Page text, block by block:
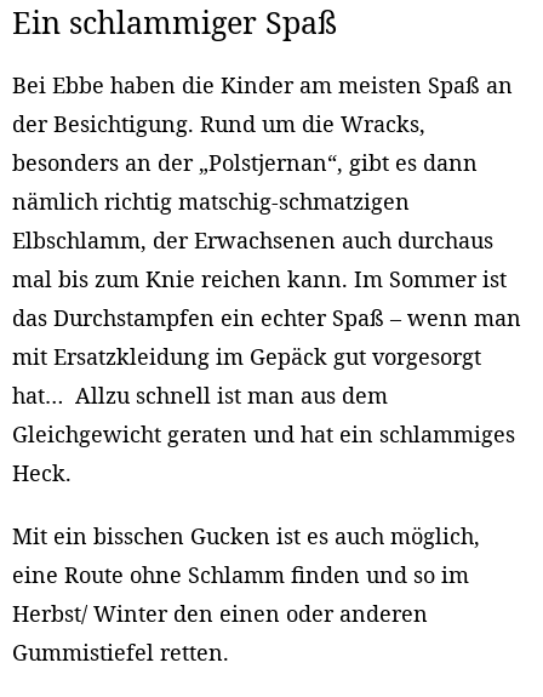
Ein schlammiger Spaß
Bei Ebbe haben die Kinder am meisten Spaß an
der Besichtigung. Rund um die Wracks,
besonders an der „Polstjernan“, gibt es dann
nämlich richtig matschig-schmatzigen
Elbschlamm, der Erwachsenen auch durchaus
mal bis zum Knie reichen kann. Im Sommer ist
das Durchstampfen ein echter Spaß – wenn man
mit Ersatzkleidung im Gepäck gut vorgesorgt
hat… Allzu schnell ist man aus dem
Gleichgewicht geraten und hat ein schlammiges
Heck.
Mit ein bisschen Gucken ist es auch möglich,
eine Route ohne Schlamm finden und so im
Herbst/ Winter den einen oder anderen
Gummistiefel retten.